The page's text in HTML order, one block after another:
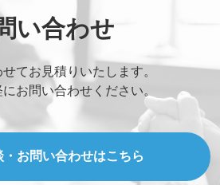
た経緯
い合わせ
てお見積りいたします。
お問い合わせください。
・お問い合わせはこちら